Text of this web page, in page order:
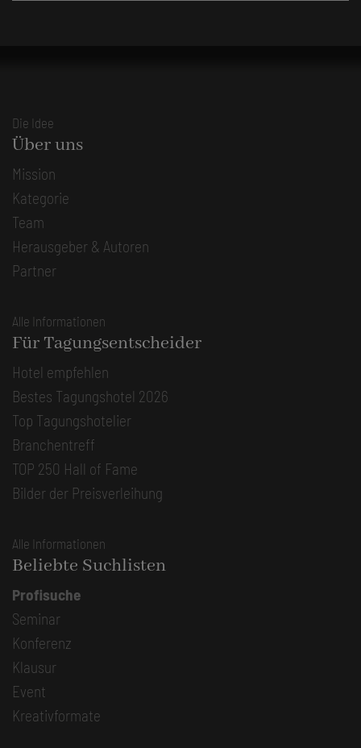
Die Idee
Über uns
Mission
Kategorie
Team
Herausgeber & Autoren
Partner
Alle Informationen
Für Tagungsentscheider
Hotel empfehlen
Bestes Tagungshotel 2026
Top Tagungshotelier
Branchentreff
TOP 250 Hall of Fame
Bilder der Preisverleihung
Alle Informationen
Beliebte Suchlisten
Profisuche
Seminar
Konferenz
Klausur
Event
Kreativformate